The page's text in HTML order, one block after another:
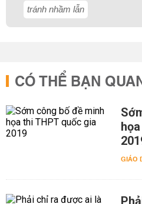
tránh nhầm lẫn
CÓ THỂ BẠN
GIÁO